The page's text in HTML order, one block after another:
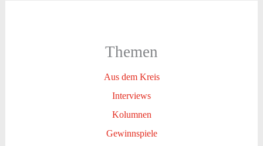
Themen
Aus dem Kreis
Interviews
Kolumnen
Gewinnspiele